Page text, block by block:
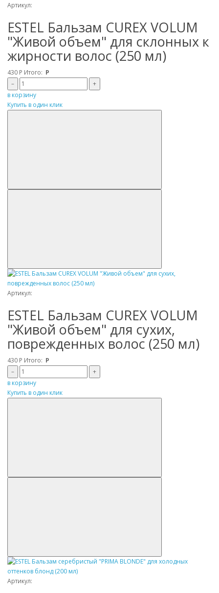
Артикул:
ESTEL Бальзам CUREX VOLUM
"Живой объем" для склонных к
жирности волос (250 мл)
430 Р Итого: Р
–
+
в корзину
Купить в один клик
Артикул:
ESTEL Бальзам CUREX VOLUM
"Живой объем" для сухих,
поврежденных волос (250 мл)
430 Р Итого: Р
–
+
в корзину
Купить в один клик
Артикул: